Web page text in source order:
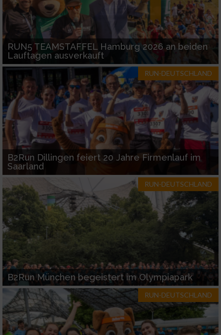
RUN5 TEAMSTAFFEL Hamburg 2026 an beiden
Lauftagen ausverkauft
RUN-DEUTSCHLAND
B2Run Dillingen feiert 20 Jahre Firmenlauf im
Saarland
RUN-DEUTSCHLAND
B2Run München begeistert im Olympiapark
RUN-DEUTSCHLAND